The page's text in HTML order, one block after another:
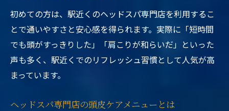
初めての方は、駅近くのヘッドスパ専門店を利用するこ
とで通いやすさと安心感を得られます。実際に「短時間
でも頭がすっきりした」「肩こりが和らいだ」といった
声も多く、駅近くでのリフレッシュ習慣として人気が高
まっています。
ヘッドスパ専門店の頭皮ケアメニューとは